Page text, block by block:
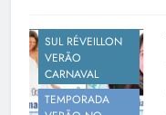
RIO GRANDE DO
SUL RÉVEILLON
VERÃO
CARNAVAL
TEMPORADA